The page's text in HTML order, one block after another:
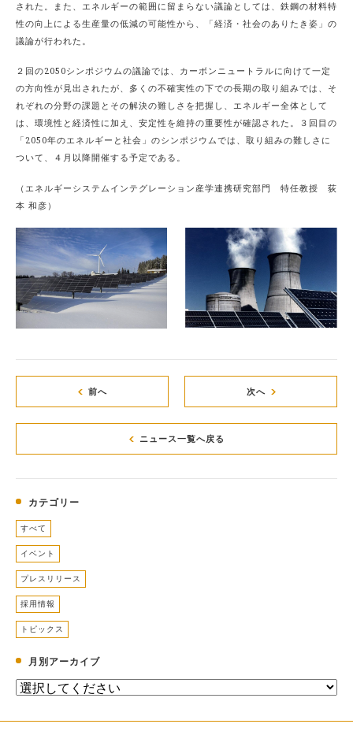
された。また、エネルギーの範囲に留まらない議論としては、鉄鋼の材料特
性の向上による生産量の低減の可能性から、「経済・社会のありたき姿」の
議論が行われた。
２回の2050シンポジウムの議論では、カーボンニュートラルに向けて一定
の方向性が見出されたが、多くの不確実性の下での長期の取り組みでは、そ
れぞれの分野の課題とその解決の難しさを把握し、エネルギー全体として
は、環境性と経済性に加え、安定性を維持の重要性が確認された。３回目の
「2050年のエネルギーと社会」のシンポジウムでは、取り組みの難しさに
ついて、４月以降開催する予定である。
（エネルギーシステムインテグレーション産学連携研究部門 特任教授 荻
本 和彦）
前へ 次へ
ニュース一覧へ戻る
カテゴリー
すべて
イベント
プレスリリース
採用情報
トピックス
月別アーカイブ